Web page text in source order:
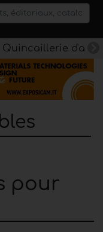
Quincaillerie
pour